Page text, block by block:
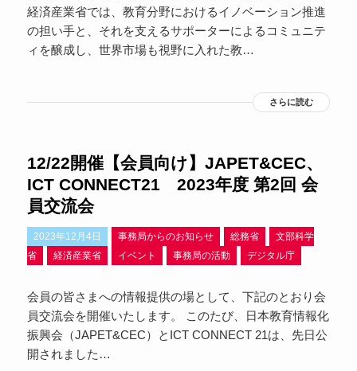
経済産業省では、教育分野におけるイノベーション推進
の担い手と、それを支えるサポーターによるコミュニテ
ィを醸成し、世界市場も視野に入れた教…
さらに読む
12/22開催【会員向け】JAPET&CEC、
ICT CONNECT21 2023年度 第2回 会
員交流会
2023年12月4日 事務局からのお知らせ 総務省
文部科学
省
経済産業省 イベント 事務局の活動 デジタル庁
会員の皆さまへの情報提供の場として、下記のとおり会
員交流会を開催いたします。 このたび、日本教育情報化
振興会（JAPET&CEC）とICT CONNECT 21は、先日公
開されました…